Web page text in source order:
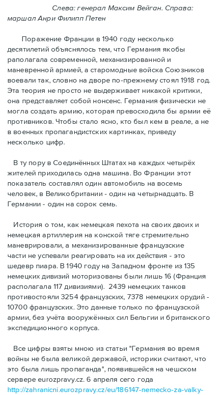
Слева: генерал Максим Вейган. Справа:
маршал Анри Филипп Петен
Поражение Франции в 1940 году несколько
десятилетий объяснялось тем, что Германия якобы
раполагала современной, механизированной и
маневренной армией, а старомодные войска Союзников
воевали так, словно на дворе по-прежнему стоял 1918 год.
Эта теория не просто не выдерживает никакой критики,
она представляет собой нонсенс. Германия физически не
могла создать армию, которая превосходила бы армии её
противников. Чтобы стало ясно, кто был кем в реале, а не
в военных пропагандистских картинках, приведу
несколько цифр.
В ту пору в Соединённых Штатах на каждых четырёх
жителей приходилась одна машина. Во Франции этот
показатель составлял один автомобиль на восемь
человек, в Великобритании - один на четырнадцать. В
Германии - один на сорок семь.
История о том, как немецкая пехота на своих двоих и
немeцкая артиллерия на конской тяге стремительно
маневрировали, а механизированные французские
части не успевали реагировать на их действия - это
шедевр пиара. В 1940 году на Западном фронте из 135
немецких дивизий моторизованы были лишь 16 (Франция
располагала 117 дивизиями). 2439 немецких танков
противостояли 3254 французских, 7378 немецких орудий -
10700 французских. Это данные только по французской
армии, без учёта вооружённых сил Бельгии и британского
экспедиционного корпуса.
Bсе цифры взяты мною из статьи "Германия во время
войны не была великой державой, историки считают, что
это была лишь пропаганда", появившейся на чешском
сервере eurozpravy.cz. 6 апреля сего года
http://zahranicni.eurozpravy.cz/eu/186147-nemecko-za-valky-